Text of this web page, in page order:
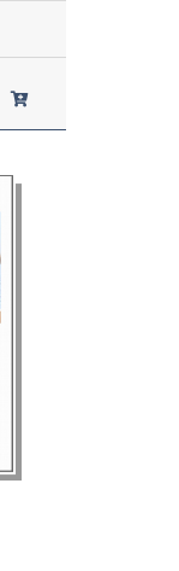
In den Warenkorb